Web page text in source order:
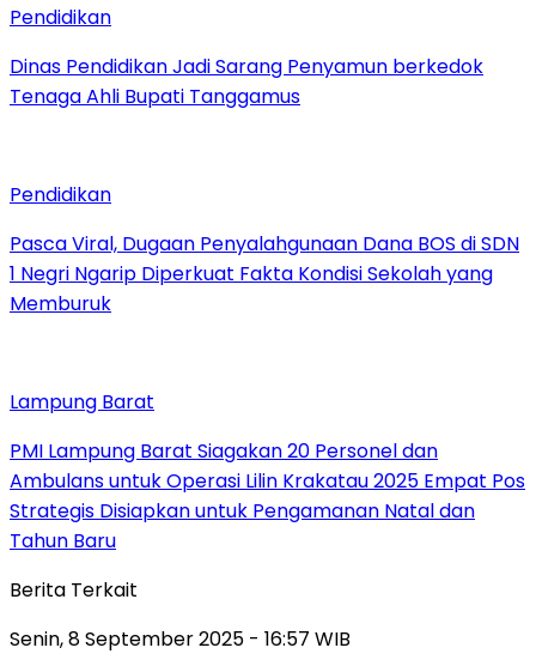
Pendidikan
Dinas Pendidikan Jadi Sarang Penyamun berkedok
Tenaga Ahli Bupati Tanggamus
Pendidikan
Pasca Viral, Dugaan Penyalahgunaan Dana BOS di SDN
1 Negri Ngarip Diperkuat Fakta Kondisi Sekolah yang
Memburuk
Lampung Barat
PMI Lampung Barat Siagakan 20 Personel dan
Ambulans untuk Operasi Lilin Krakatau 2025 Empat Pos
Strategis Disiapkan untuk Pengamanan Natal dan
Tahun Baru
Berita Terkait
Senin, 8 September 2025 - 16:57 WIB